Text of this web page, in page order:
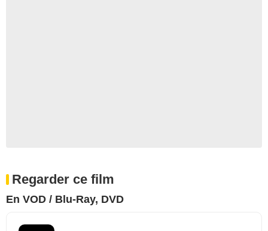
Regarder ce film
En VOD / Blu-Ray, DVD